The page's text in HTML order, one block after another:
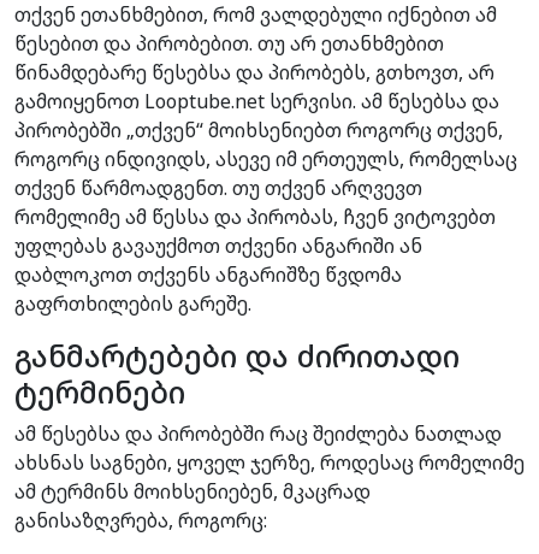
თქვენ ეთანხმებით, რომ ვალდებული იქნებით ამ
წესებით და პირობებით. თუ არ ეთანხმებით
წინამდებარე წესებსა და პირობებს, გთხოვთ, არ
გამოიყენოთ Looptube.net სერვისი. ამ წესებსა და
პირობებში „თქვენ“ მოიხსენიებთ როგორც თქვენ,
როგორც ინდივიდს, ასევე იმ ერთეულს, რომელსაც
თქვენ წარმოადგენთ. თუ თქვენ არღვევთ
რომელიმე ამ წესსა და პირობას, ჩვენ ვიტოვებთ
უფლებას გავაუქმოთ თქვენი ანგარიში ან
დაბლოკოთ თქვენს ანგარიშზე წვდომა
გაფრთხილების გარეშე.
განმარტებები და ძირითადი
ტერმინები
ამ წესებსა და პირობებში რაც შეიძლება ნათლად
ახსნას საგნები, ყოველ ჯერზე, როდესაც რომელიმე
ამ ტერმინს მოიხსენიებენ, მკაცრად
განისაზღვრება, როგორც: